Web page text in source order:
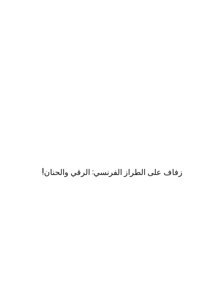
زفاف على الطراز الفرنسي: الرقي والحنان!